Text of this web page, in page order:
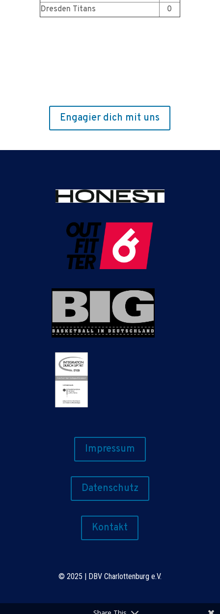
Dresden Titans
0
Engagier dich mit uns
Impressum
Datenschutz
Kontakt
© 2025 | DBV Charlottenburg e.V.